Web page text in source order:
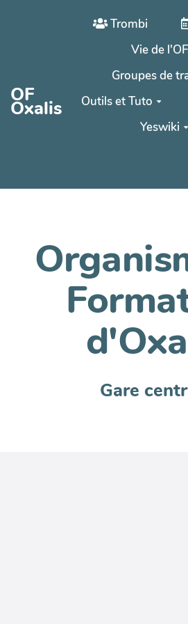
Aller au contenu principal
OF
Oxalis
Trombi
Vie de l'OF
Groupes de
Outils et Tuto
Yeswiki
Gare